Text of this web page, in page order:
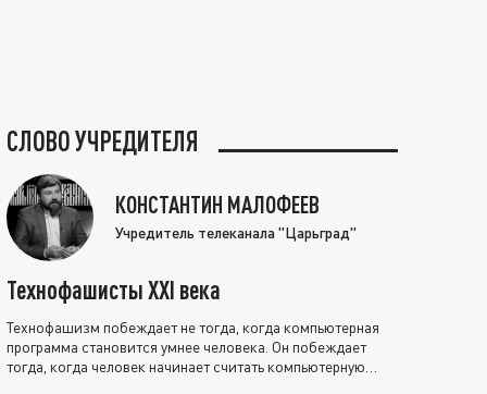
СЛОВО УЧРЕДИТЕЛЯ
КОНСТАНТИН МАЛОФЕЕВ
Учредитель телеканала "Царьград"
Технофашисты XXI века
Технофашизм побеждает не тогда, когда компьютерная
программа становится умнее человека. Он побеждает
тогда, когда человек начинает считать компьютерную